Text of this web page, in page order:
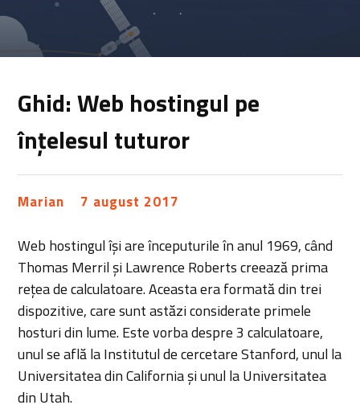
Ghid: Web hostingul pe
înțelesul tuturor
Marian 7 august 2017
Web hostingul își are începuturile în anul 1969, când
Thomas Merril și Lawrence Roberts creează prima
rețea de calculatoare. Aceasta era formată din trei
dispozitive, care sunt astăzi considerate primele
hosturi din lume. Este vorba despre 3 calculatoare,
unul se află la Institutul de cercetare Stanford, unul la
Universitatea din California și unul la Universitatea
din Utah.